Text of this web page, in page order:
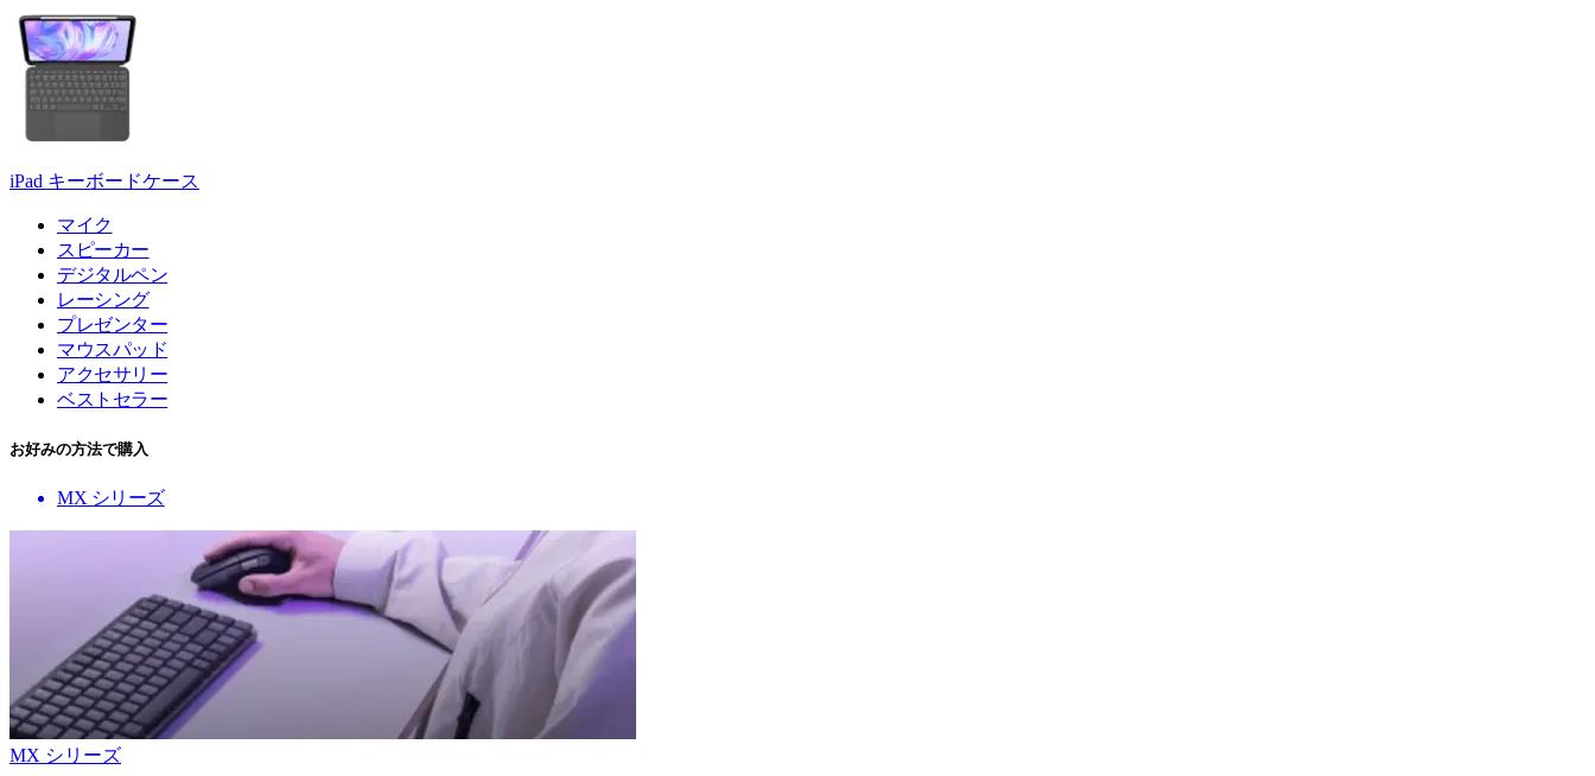
iPad キーボードケース
マイク
スピーカー
デジタルペン
レーシング
プレゼンター
マウスパッド
アクセサリー
ベストセラー
お好みの方法で購入
MX シリーズ
MX シリーズ